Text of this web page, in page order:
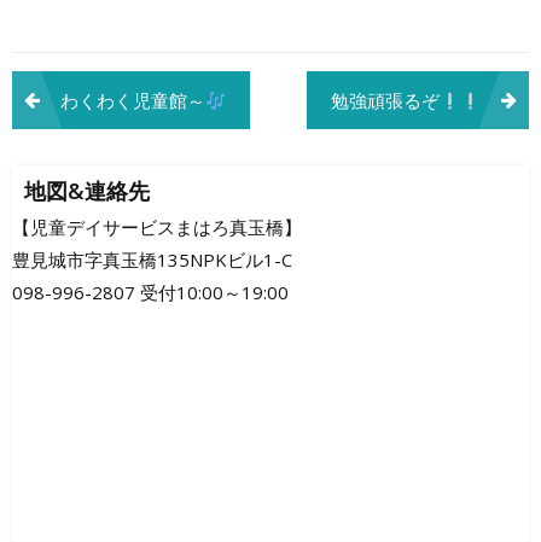
投
稿
ナ
ビ
ゲ
わくわく児童館～ 勉強頑張るぞ
地図&連絡先
【児童デイサービスまはろ真玉橋】
豊見城市字真玉橋135NPKビル1-C
098-996-2807 受付10:00～19:00